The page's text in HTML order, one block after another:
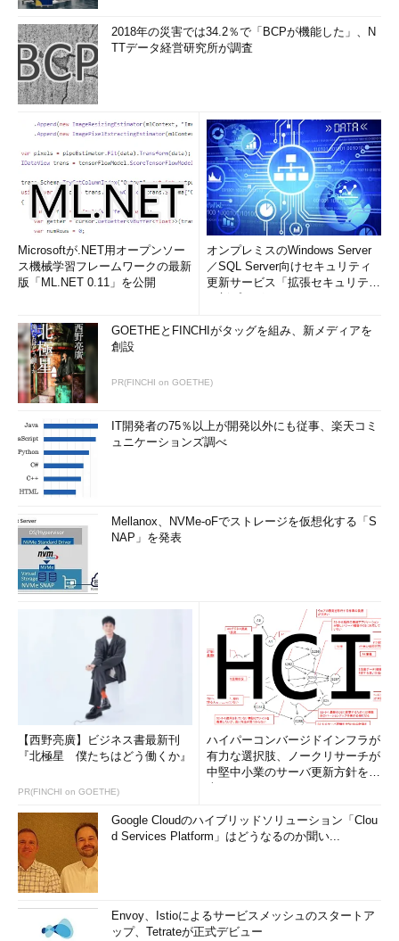
ーラーに昇格する」をクリックして実行する。すると従来の
dcpromo.exeのような「Active Directoryドメイン サービス構成
ウィザード」が起動し、ドメイン・コントローラを導入できる。
導入が完了すればサーバ・マネージャに「AD DS」というメニュ
ーが表示され、Active Directory関連のイベントなどを素早く確
うになる。
Active Directoryドメインの導入
Active Directoryを導入するには、従来のdcprom
ウィザードを起動する。
（1）このリンクをクリックすると、「Active D
irectoryドメイン サービス構成ウィザード」が起
動する。
Active Directoryの導入方法やWindows Server 2012のActive
Directoryの新機能については今後詳細に解説する。
について見てきた。次回からはWindows Server 2012の新機能に
ついて1つずつ取り上げ、解説していく。
「
Windows Server 2012クラウドジェネレーシ
2018年の災害では34.2％で「BCPが機能した」、N
TTデータ経営研究所が調査
Microsoftが.NET用オープンソー
ス機械学習フレームワークの最新
版「ML.NET 0.11」を公開
オンプレミスのWindows Server
／SQL Server向けセキュリティ
更新サービス「拡張セキュリティ
GOETHEとFINCHIがタッグを組み、新メディアを
創設
PR(FINCHI on GOETHE)
IT開発者の75％以上が開発以外にも従事、楽天コミ
ュニケーションズ調べ
Mellanox、NVMe-oFでストレージを仮想化する「S
NAP」を発表
【西野亮廣】ビジネス書最新刊
『北極星 僕たちはどう働くか』
PR(FINCHI on GOETHE)
ハイパーコンバージドインフラが
有力な選択肢、ノークリサーチが
中堅中小業のサーバ更新方針を調
Google Cloudのハイブリッドソリューション「Clou
d Services Platform」はどうなるのか聞い...
Envoy、Istioによるサービスメッシュのスタートア
ップ、Tetrateが正式デビュー